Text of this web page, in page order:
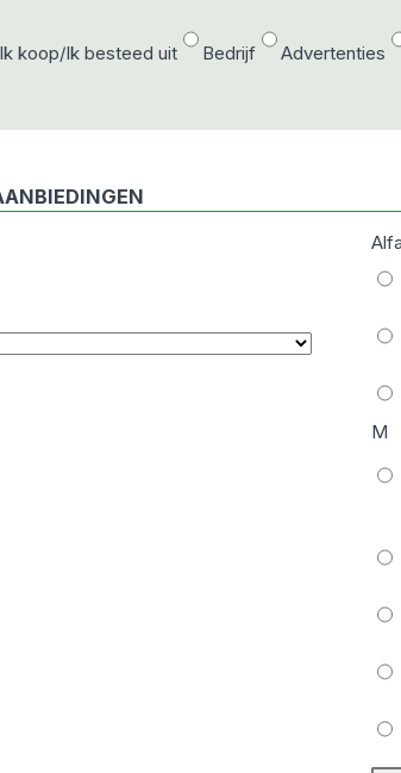
Ik koop/Ik besteed uit Bedrijf Advertenties
M